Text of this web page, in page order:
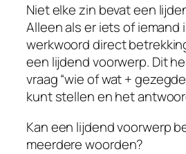
Niet elke zin bevat een
Alleen als er iets of iemand
werkwoord direct
een lijdend voorwerp. Dit
vraag “wie of wat +
kunt stellen en het
Kan een lijdend voorwerp
meerdere woorden?